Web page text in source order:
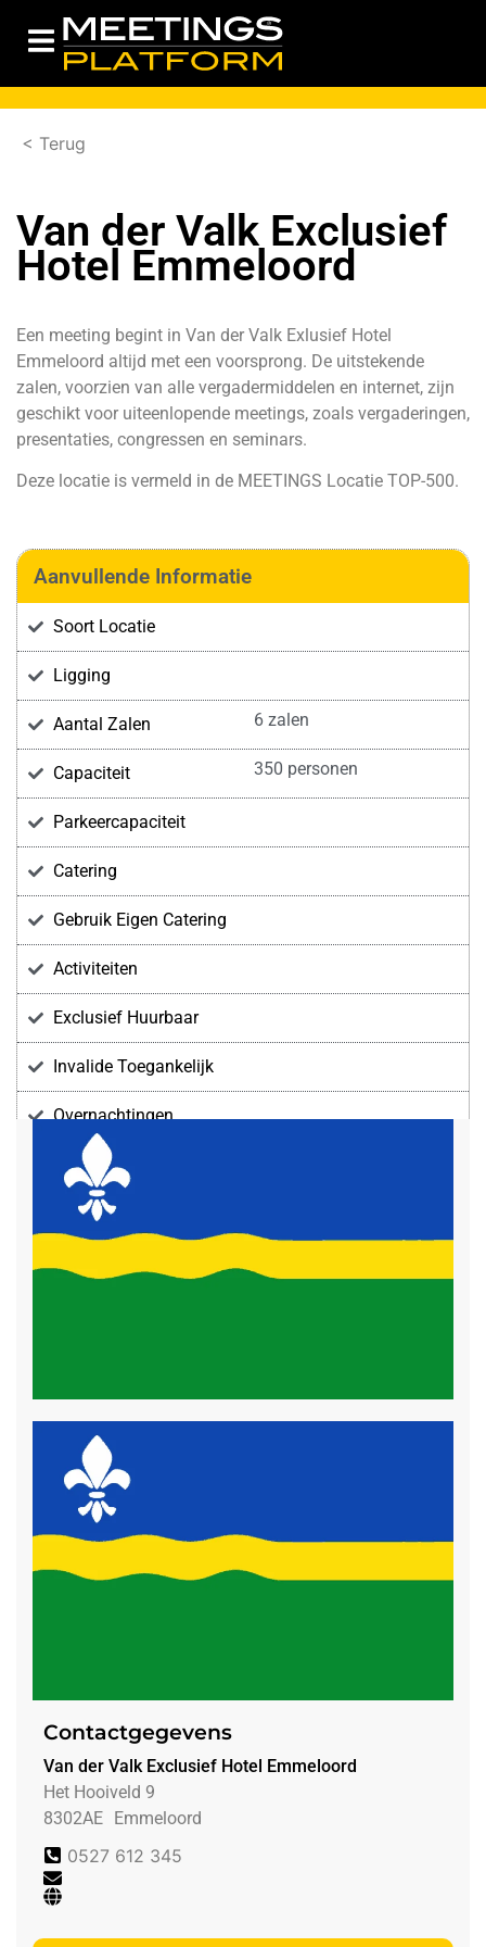
< Terug
Van der Valk Exclusief
Hotel Emmeloord
Een meeting begint in Van der Valk Exlusief Hotel
Emmeloord altijd met een voorsprong. De uitstekende
zalen, voorzien van alle vergadermiddelen en internet, zijn
geschikt voor uiteenlopende meetings, zoals vergaderingen,
presentaties, congressen en seminars.
Deze locatie is vermeld in de MEETINGS Locatie TOP-500.
Aanvullende Informatie
Soort Locatie
Ligging
Aantal Zalen 6 zalen
Capaciteit 350 personen
Parkeercapaciteit
Catering
Gebruik Eigen Catering
Activiteiten
Exclusief Huurbaar
Invalide Toegankelijk
Overnachtingen
Voorzieningen
Contactgegevens
Van der Valk Exclusief Hotel Emmeloord
Het Hooiveld 9
8302AE Emmeloord
0527 612 345